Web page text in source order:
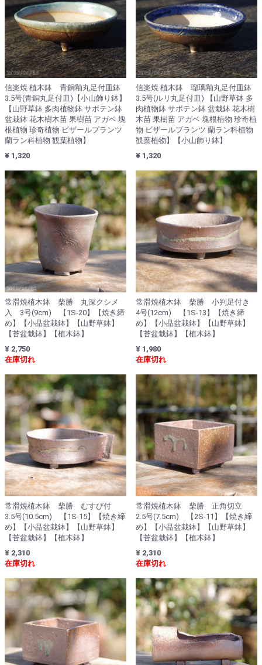
信楽焼 植木鉢 青銅釉丸足付皿鉢
3.5号(青銅丸足付皿)【小山飾り鉢】
【山野草鉢 多肉植物鉢 サボテン鉢
盆栽鉢 花木樹木苗 果樹苗 アガベ 塊
根植物 珍奇植物 ビザールプランツ
蘭ラン科植物 観葉植物】
¥ 1,320
信楽焼 植木鉢 瑠璃釉丸足付皿鉢
3.5号(ルリ丸足付皿) 【山野草鉢 多
肉植物鉢 サボテン鉢 盆栽鉢 花木樹
木苗 果樹苗 アガベ 塊根植物 珍奇植
物 ビザールプランツ 蘭ラン科植物
観葉植物】【小山飾り鉢】
¥ 1,320
常滑焼植木鉢 柴勝 丸深クシメ
入 3号(9cm) 【1S-20】【焼き締
め】【小品盆栽鉢】【山野草鉢】
【苔盆栽鉢】【植木鉢】
¥ 2,750
在庫切れ
常滑焼植木鉢 柴勝 小判足付き
4号(12cm) 【1S-13】【焼き締
め】【小品盆栽鉢】【山野草鉢】
【苔盆栽鉢】【植木鉢】
¥ 1,980
在庫切れ
常滑焼植木鉢 柴勝 むすび付
3.5号(10.5cm) 【1S-15】【焼き締
め】【小品盆栽鉢】【山野草鉢】
【苔盆栽鉢】【植木鉢】
¥ 2,310
在庫切れ
常滑焼植木鉢 柴勝 正角切立
2.5号(7.5cm) 【2S-11】【焼き締
め】【小品盆栽鉢】【山野草鉢】
【苔盆栽鉢】【植木鉢】
¥ 2,310
在庫切れ